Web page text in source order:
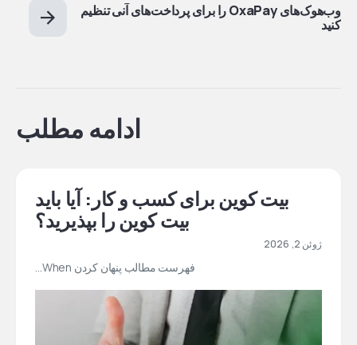
وب‌هوک‌های OxaPay را برای پرداخت‌های آنی تنظیم
کنید
ادامه مطلب
بیت کوین برای کسب و کار: آیا باید
بیت کوین را بپذیرید؟
ژوئن 2, 2026
فهرست مطالب پنهان کردن When…